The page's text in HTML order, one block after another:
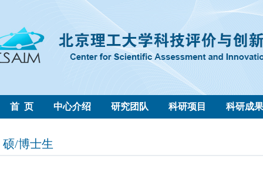
首 页 中心介绍 研究团队 科研项目 科研成果
硕/博士生